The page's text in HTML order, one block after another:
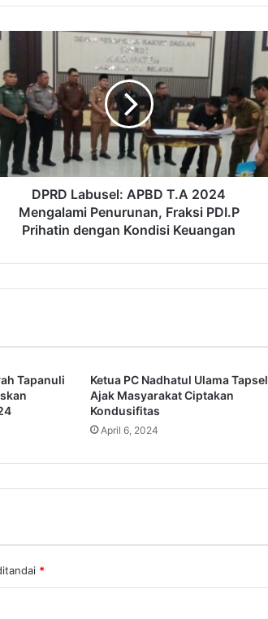
DPRD Labusel: APBD T.A 2024
Mengalami Penurunan, Fraksi PDI.P
Prihatin dengan Kondisi Keuangan
Tapanuli
Ketua PC Nadhatul Ulama Tapsel
Ajak Masyarakat Ciptakan
Kondusifitas
April 6, 2024
*